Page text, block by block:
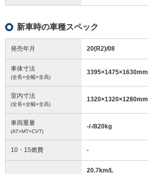
新車時の車種スペック
発売年月 20(R2)/08
車体寸法
(全長×全幅×全高)
3395×1475×1630mm
室内寸法
(全長×全幅×全高)
1320×1320×1280mm
車両重量
(AT×MT×CVT)
-/-/820kg
10・15燃費 -
20.7km/L